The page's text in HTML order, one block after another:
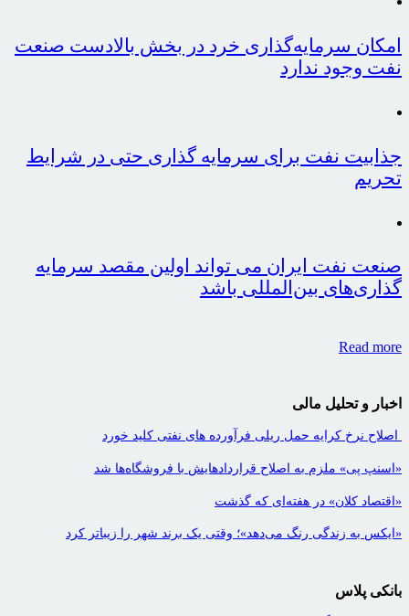
امکان سرمایه‌گذاری خرد در بخش بالادست صنعت
نفت وجود ندارد
جذابیت نفت برای سرمایه گذاری حتی در شرایط
تحریم
صنعت نفت ایران می تواند اولین مقصد سرمایه
گذاری‌های بین‌المللی باشد
Read more
اخبار و تحلیل مالی
اصلاح نرخ کرایه حمل ریلی فرآورده های نفتی کلید خورد
«اسنپ پی» ملزم به اصلاح قراردادهایش با فروشگاه‌ها شد
«اقتصاد کلان» در هفته‌ای که گذشت
«ایکس به زندگی رنگ می‌دهد»؛ وقتی یک برند شهر را زیباتر کرد
بانکی پلاس